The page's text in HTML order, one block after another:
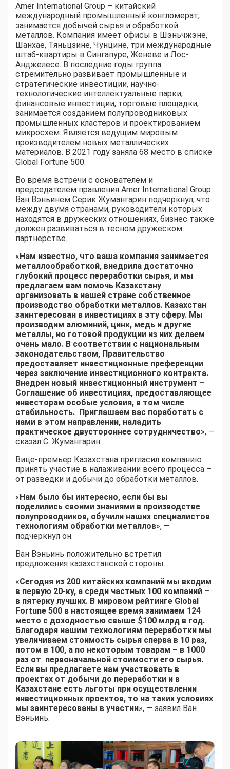
Amer International Group – китайский
международный промышленный конгломерат,
занимается добычей сырья и обработкой
металлов. Компания имеет офисы в Шэньчжэне,
Шанхае, Тяньцзине, Чунцине, три международные
штаб-квартиры в Сингапуре, Женеве и Лос-
Анджелесе. В последние годы группа
стремительно развивает промышленные и
стратегические инвестиции, научно-
технологические интеллектуальные парки,
финансовые инвестиции, торговые площадки,
занимается созданием полупроводниковых
промышленных кластеров и проектированием
микросхем. Является ведущим мировым
производителем новых металлических
материалов. В 2021 году заняла 68 место в списке
Global Fortune 500.
Во время встречи с основателем и
председателем правления Amer International Group
Ван Вэньинем Серик Жумангарин подчеркнул, что
между двумя странами, руководители которых
находятся в дружеских отношениях, бизнес также
должен развиваться в тесном дружеском
партнерстве.
«Нам известно, что ваша компания занимается
металлообработкой, внедрила достаточно
глубокий процесс переработки сырья, и мы
предлагаем вам помочь Казахстану
организовать в нашей стране собственное
производство обработки металлов. Казахстан
заинтересован в инвестициях в эту сферу. Мы
производим алюминий, цинк, медь и другие
металлы, но готовой продукции из них делаем
очень мало. В соответствии с национальным
законодательством, Правительство
предоставляет инвестиционные преференции
через заключение инвестиционного контракта.
Внедрен новый инвестиционный инструмент –
Соглашение об инвестициях, предоставляющее
инвесторам особые условия, в том числе
стабильность. Приглашаем вас поработать с
нами в этом направлении, наладить
практическое двустороннее сотрудничество», —
сказал С. Жумангарин.
Вице-премьер Казахстана пригласил компанию
принять участие в налаживании всего процесса –
от разведки и добычи до обработки металлов.
«Нам было бы интересно, если бы вы
поделились своими знаниями в производстве
полупроводников, обучили наших специалистов
технологиям обработки металлов», —
подчеркнул он.
Ван Вэньинь положительно встретил
предложения казахстанской стороны.
«Сегодня из 200 китайских компаний мы входим
в первую 20-ку, а среди частных 100 компаний –
в пятерку лучших. В мировом рейтинге Global
Fortune 500 в настоящее время занимаем 124
место с доходностью свыше $100 млрд в год.
Благодаря нашим технологиям переработки мы
увеличиваем стоимость сырья сперва в 10 раз,
потом в 100, а по некоторым товарам – в 1000
раз от первоначальной стоимости его сырья.
Если вы предлагаете нам участвовать в
проектах от добычи до переработки и в
Казахстане есть льготы при осуществлении
инвестиционных проектов, то на таких условиях
мы заинтересованы в участии», — заявил Ван
Вэньинь.